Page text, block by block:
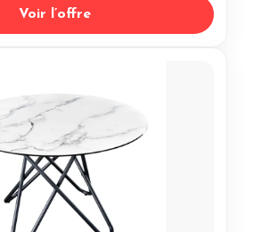
Voir l’offre